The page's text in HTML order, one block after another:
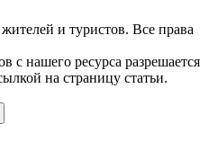
и туристов. Все права
с нашего ресурса разрешается
на страницу статьи.